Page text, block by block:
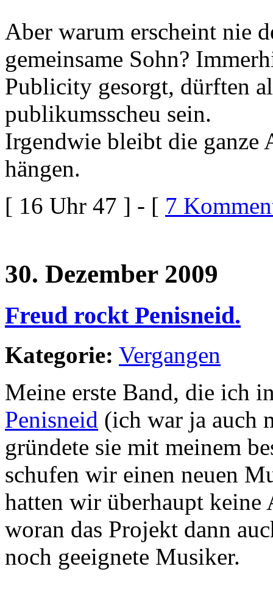
Aber warum erscheint nie
gemeinsame Sohn?
Publicity gesorgt, dürften
publikumsscheu sein.
Irgendwie bleibt die ganze
hängen.
[ 16 Uhr 47 ] - [ 7
30. Dezember 2009
Freud rockt Penisneid.
Kategorie: Vergangen
Meine erste Band, die ich
Penisneid (ich war ja auch
gründete sie mit meinem
schufen wir einen neuen
hatten wir überhaupt
woran das Projekt dann
noch geeignete Musiker.